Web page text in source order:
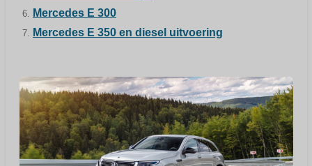
Mercedes E 300
Mercedes E 350 en diesel uitvoering